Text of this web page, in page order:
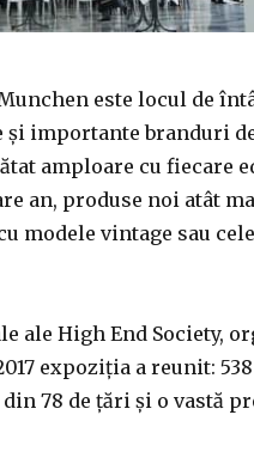
este locul de
și importante branduri
amploare cu fiecare
an, produse noi atât
modele vintage sau
ale High End Society,
expoziția a reunit:
78 de țări și o vastă